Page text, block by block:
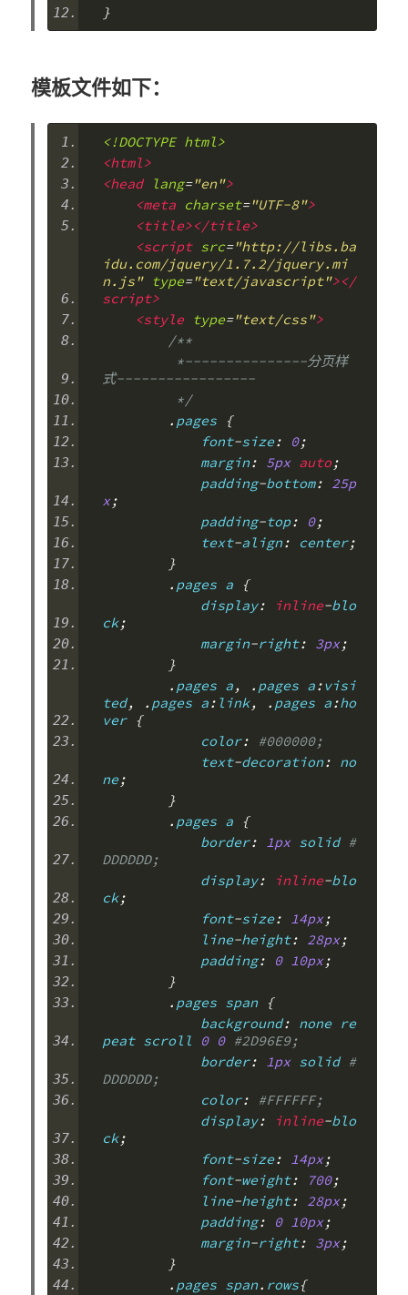
}
模板文件如下：
<!DOCTYPE html>
<html>
<head
lang="en">
<meta charset="UTF-8">
<title></title>
<script src="http://libs.ba
idu.com/jquery/1.7.2/jquery.mi
n.js" type="text/javascript"></
script>
<style type="text/css">
/**
式-----------------
         */
. pages
{
            font
-size: 0;
            margin
: 5px auto;
            padding
-bottom: 25p
x;
            padding
-top: 0;
            text
-align: center;
}
. pages a
{
            display
: inline-blo
ck;
            margin
-right: 3px;
}
. pages a, . pages a:visi
ted, . pages a: link, . pages a:ho
ver {
            color
:
#000000;
            text
-decoration: no
ne;
}
. pages a
{
            border
: 1px solid #
DDDDDD;
            display
: inline-blo
ck;
            font
-size: 14px;
            line
-height: 28px;
            padding
: 0 10px;
}
. pages span
{
            background
: none re
peat scroll 0 0 #2D96E9;
            border
: 1px solid #
DDDDDD;
            color
:
#FFFFFF;
            display
: inline-blo
ck;
            font
-size: 14px;
            font
-weight: 700;
            line
-height: 28px;
            padding
: 0 10px;
            margin
-right: 3px;
}
. pages span. rows{